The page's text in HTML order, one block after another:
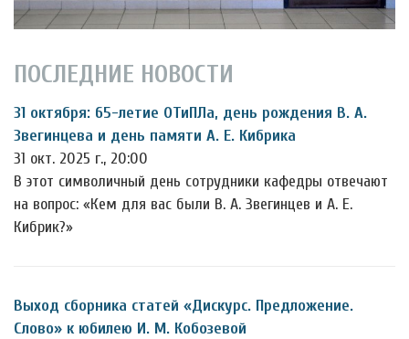
ПОСЛЕДНИЕ НОВОСТИ
31 октября: 65-летие ОТиПЛа, день рождения В. А.
Звегинцева и день памяти А. Е. Кибрика
31 окт. 2025 г., 20:00
В этот символичный день сотрудники кафедры отвечают
на вопрос: «Кем для вас были В. А. Звегинцев и А. Е.
Кибрик?»
Выход сборника статей «Дискурс. Предложение.
Слово» к юбилею И. М. Кобозевой